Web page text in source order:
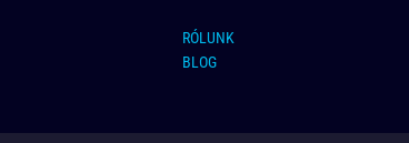
RÓLUNK
BLOG